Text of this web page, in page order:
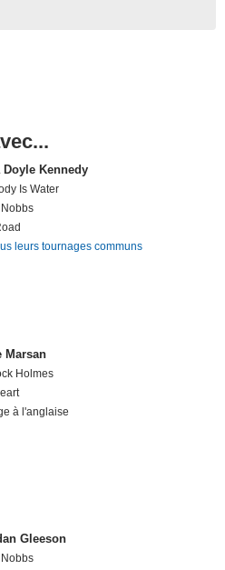
Doyle Kennedy
Is Water
leurs tournages communs
Marsan
Holmes
à l'anglaise
Gleeson